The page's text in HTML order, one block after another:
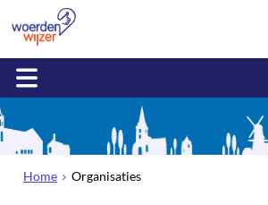
Home Organisaties